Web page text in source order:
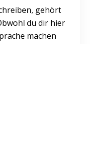
gehört
du dir hier
machen